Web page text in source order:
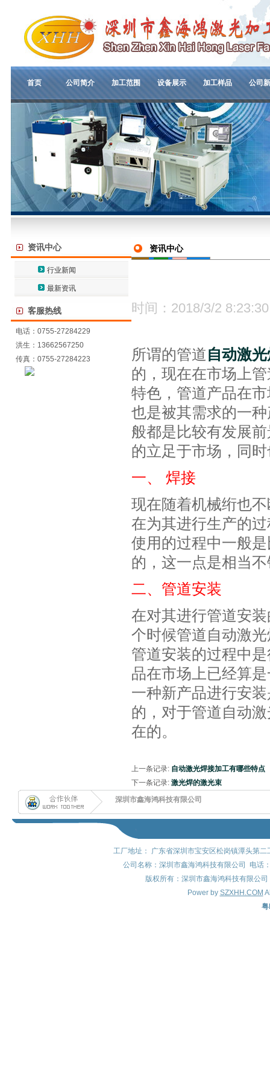
首页 公司简介 加工范围 设备展示 加工样品 公司
资讯中心
行业新闻
最新资讯
客服热线
电话：0755-27284229
洪生：13662567250
传真：0755-27284223
资讯中心
时间：2018/3/2 8:23:30
所谓的管道自动激
的，现在在市场上
特色，管道产品在
也是被其需求的一
般都是比较有发展
的立足于市场，同
一、 焊接
现在随着机械绗也
在为其进行生产的
使用的过程中一般
的，这一点是相当
二、管道安装
在对其进行管道安
个时候管道自动激
管道安装的过程中
品在市场上已经算
一种新产品进行安
的，对于管道自动
在的。
上一条记录: 自动激光焊接加工有哪些特点
下一条记录: 激光焊的激光束
深圳市鑫海鸿科技有限公司
工厂地址： 广东省深圳市宝安区松岗镇潭头第
公司名称：深圳市鑫海鸿科技有限公司 电
版权所有：深圳市鑫海鸿科技有限公
Power by SZXHH.COM